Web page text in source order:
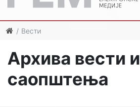
Вести
Архива вести и
саопштења